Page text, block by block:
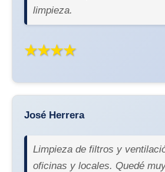
limpieza.
★★★★
José Herrera
Limpieza de filtros y
oficinas y locales. Quedé